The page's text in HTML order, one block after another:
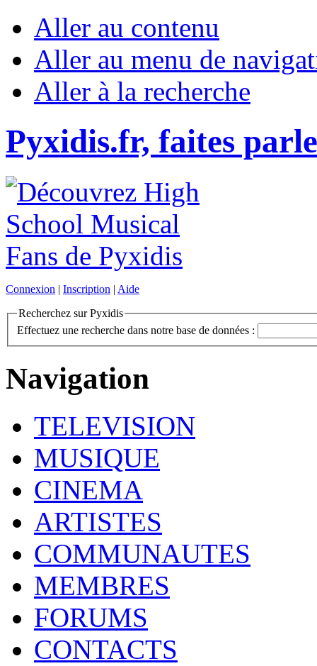
Aller au contenu
Aller au menu de
Aller à la recherche
Pyxidis.fr, faites
Connexion | Inscription | Aide
Recherchez sur Pyxidis
Effectuez une recherche dans notre base de données :
Navigation
TELEVISION
MUSIQUE
CINEMA
ARTISTES
COMMUNAUTES
MEMBRES
FORUMS
CONTACTS